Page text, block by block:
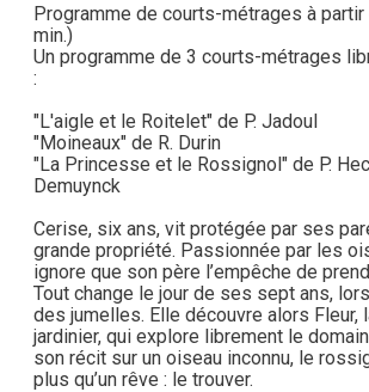
Programme de courts-métrages à partir
min.)
Un programme de 3 courts-métrages
:
"L'aigle et le Roitelet" de P. Jadoul
"Moineaux" de R. Durin
"La Princesse et le Rossignol" de P.
Demuynck
Cerise, six ans, vit protégée par ses
grande propriété. Passionnée par les
ignore que son père l’empêche de
Tout change le jour de ses sept ans,
des jumelles. Elle découvre alors Fleur,
jardinier, qui explore librement le
son récit sur un oiseau inconnu, le
plus qu’un rêve : le trouver.